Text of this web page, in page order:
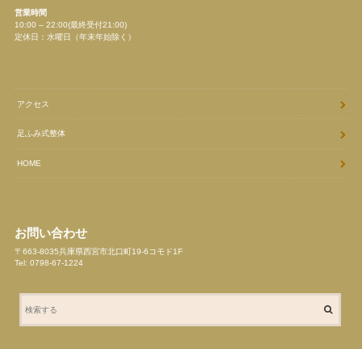
営業時間
10:00 – 22:00(最終受付21:00)
定休日：水曜日（年末年始除く）
アクセス
足ふみ式整体
HOME
お問い合わせ
〒663-8035兵庫県西宮市北口町19-6コモド1F
Tel: 0798-67-1224